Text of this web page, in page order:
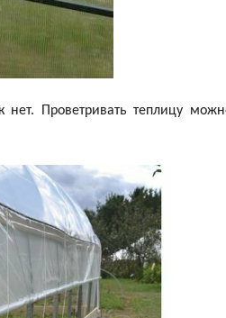
нет. Проветривать теплицу